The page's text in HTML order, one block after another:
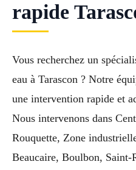
rapide
Vous recherchez un
eau à Tarascon ? Notre
une intervention rapide et
Nous intervenons dans
Rouquette, Zone
Beaucaire, Boulbon, Saint-